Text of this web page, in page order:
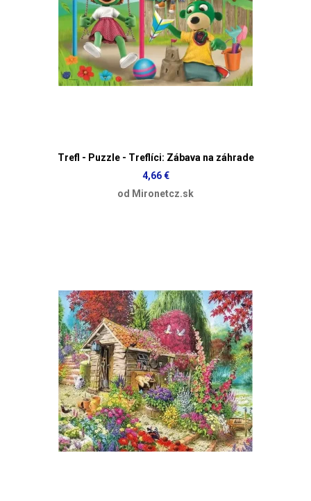
Trefl - Puzzle - Treflíci: Zábava na záhrade
4,66 €
od Mironetcz.sk